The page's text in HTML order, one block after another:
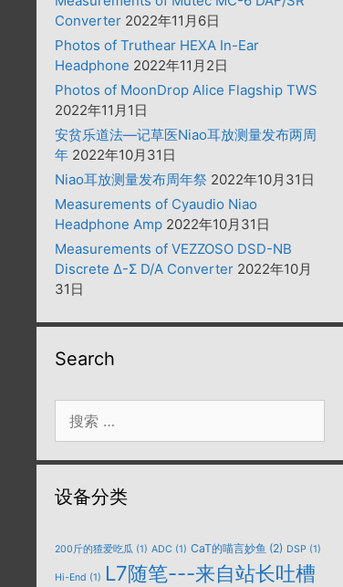
Converter 2022年11月6日
Photos of Truthear HEXA In-Ear
Headphone 2022年11月2日
Photos of MoonDrop Alice Flagship TWS
2022年11月1日
安贫乐道法—记草医Niao耳放测量发布两周
年 2022年10月31日
Niao耳放测量发布周年祭 2022年10月31日
Measurements of Cyaudio Niao
Headphone Amp 2022年10月31日
Measurements of VEZZOSO DSD-NB
Discrete Δ-Σ D/A Converter 2022年10月
31日
Search
索：
设备分类
200斤的猹爱吃瓜 (1) ADC (1) CaT的喵言妙鱼 (2) DSP (1)
Hi-End (1) L7随笔---来自站长吐槽